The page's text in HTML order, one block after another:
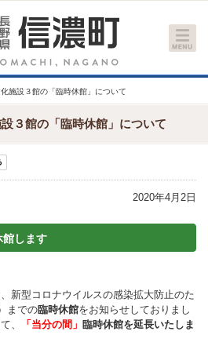
サイズ
縮小 標準 拡大
化施設３館の「臨時休館」について
３館の「臨時休館」について
2020年4月2日
館します
新型コロナウイルスの感染拡大防止のた
までの臨時休館をお知らせしておりまし
、
「当分の間」 臨時休館を延長いたしま